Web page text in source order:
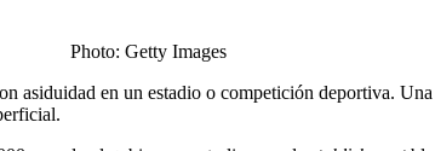
Photo: Getty Images
asiduidad en un estadio o competición deportiva.